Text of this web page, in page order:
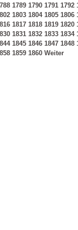
1789 1790 1791 1792
1803 1804 1805 1806
1817 1818 1819 1820
1831 1832 1833 1834
1845 1846 1847 1848
1859 1860 Weiter